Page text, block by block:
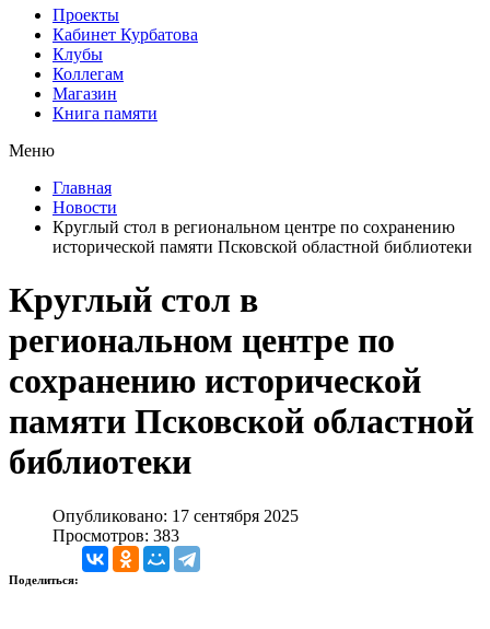
Проекты
Кабинет Курбатова
Клубы
Коллегам
Магазин
Книга памяти
Меню
Главная
Новости
Круглый стол в региональном центре по сохранению
исторической памяти Псковской областной библиотеки
Круглый стол в
региональном центре по
сохранению исторической
памяти Псковской областной
библиотеки
Опубликовано: 17 сентября 2025
Просмотров: 383
Поделиться: